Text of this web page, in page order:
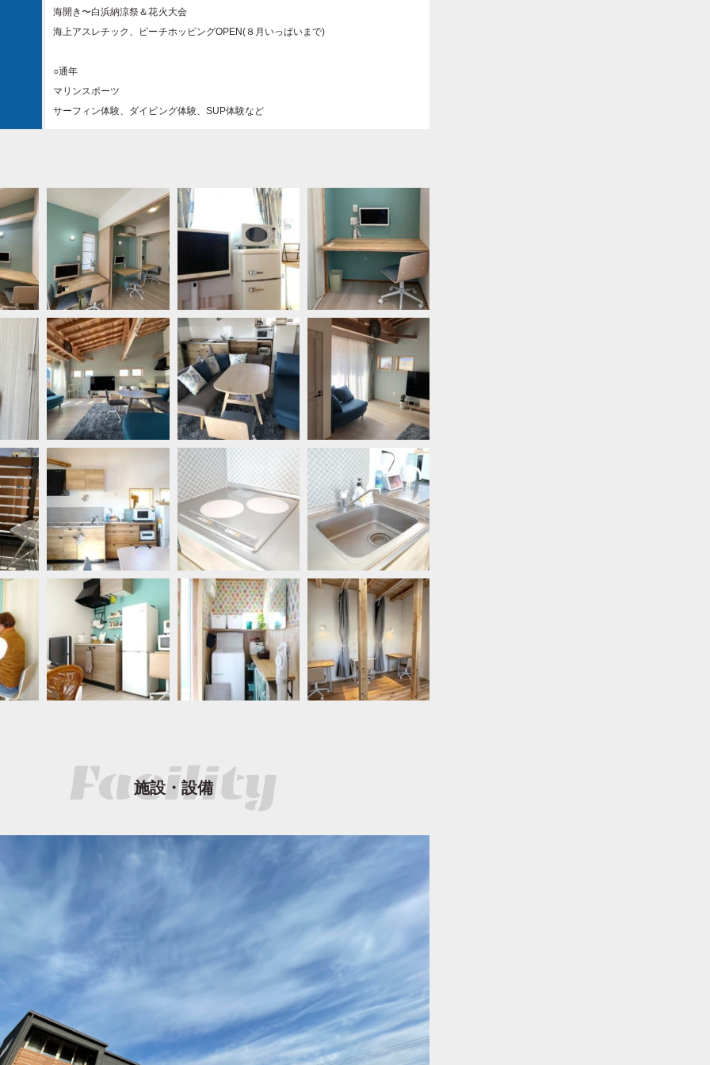
海開き〜白浜納涼祭＆花火大会
海上アスレチック、ビーチホッピングOPEN(８月いっぱいまで)
○通年
マリンスポーツ
サーフィン体験、ダイビング体験、SUP体験など
施設・設備